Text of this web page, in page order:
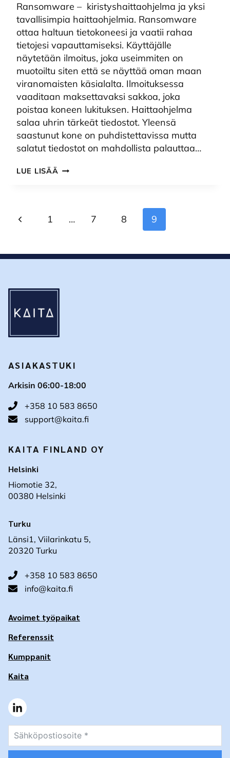
Ransomware – kiristyshaittaohjelma ja yksi
tavallisimpia haittaohjelmia. Ransomware
ottaa haltuun tietokoneesi ja vaatii rahaa
tietojesi vapauttamiseksi. Käyttäjälle
näytetään ilmoitus, joka useimmiten on
muotoiltu siten että se näyttää oman maan
viranomaisten käsialalta. Ilmoituksessa
vaaditaan maksettavaksi sakkoa, joka
poistaa koneen lukituksen. Haittaohjelma
salaa uhrin tärkeät tiedostot. Yleensä
saastunut kone on puhdistettavissa mutta
salatut tiedostot on mahdollista palauttaa…
LUE LISÄÄ RANSOMWARE
Sivunavigointi
Edellinen
1 … 7 8 9
ASIAKASTUKI
Arkisin 06:00-18:00
+358 10 583 8650
support@kaita.fi
KAITA FINLAND OY
Helsinki
Hiomotie 32,
00380 Helsinki
Turku
Länsi1, Viilarinkatu 5,
20320 Turku
+358 10 583 8650
info@kaita.fi
Avoimet työpaikat
Referenssit
Kumppanit
Kaita